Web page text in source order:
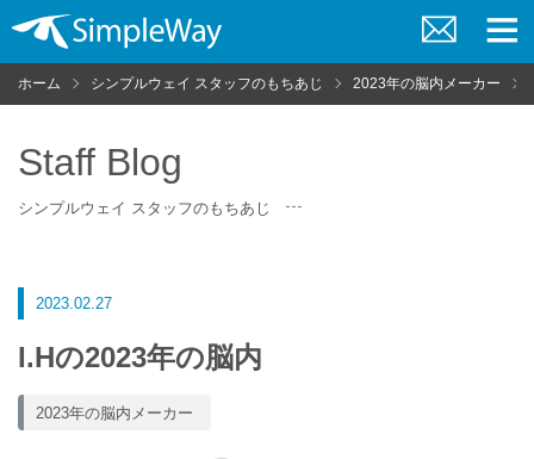
問
い
ニ
ュ
ホーム シンプルウェイ スタッフのもちあじ 2023年の脳内メーカー
Staff Blog
シンプルウェイ スタッフのもちあじ
2023.02.27
I.Hの2023年の脳内
2023年の脳内メーカー